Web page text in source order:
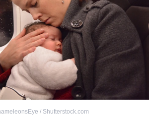
/ Shutterstock.com